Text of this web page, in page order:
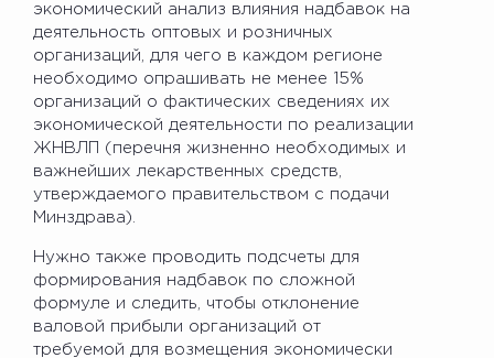
экономический анализ влияния надбавок на
деятельность оптовых и розничных
организаций, для чего в каждом регионе
необходимо опрашивать не менее 15%
организаций о фактических сведениях их
экономической деятельности по реализации
ЖНВЛП (перечня жизненно необходимых и
важнейших лекарственных средств,
утверждаемого правительством с подачи
Минздрава).
Нужно также проводить подсчеты для
формирования надбавок по сложной
формуле и следить, чтобы отклонение
валовой прибыли организаций от
требуемой для возмещения экономически